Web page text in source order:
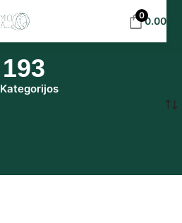
eur!
00.00€
193
Kategorijos